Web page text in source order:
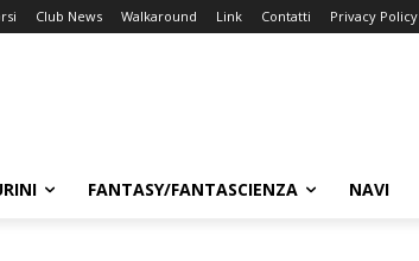
Club News Walkaround Link Contatti Privacy Policy
FANTASY/FANTASCIENZA NAVI